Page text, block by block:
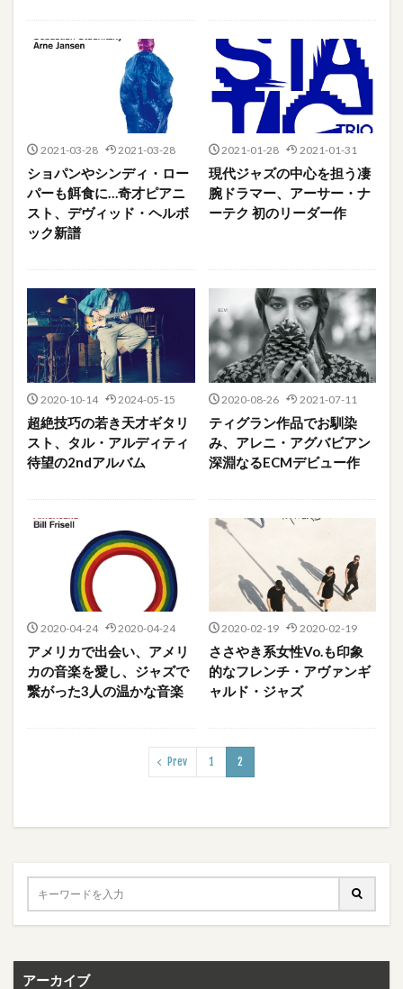
2021-03-28 2021-03-28
ショパンやシンディ・ロー
パーも餌食に…奇才ピアニ
スト、デヴィッド・ヘルボ
ック新譜
2021-01-28 2021-01-31
現代ジャズの中心を担う凄
腕ドラマー、アーサー・ナ
ーテク 初のリーダー作
2020-10-14 2024-05-15
超絶技巧の若き天才ギタリ
スト、タル・アルディティ
待望の2ndアルバム
2020-08-26 2021-07-11
ティグラン作品でお馴染
み、アレニ・アグバビアン
深淵なるECMデビュー作
2020-04-24 2020-04-24
アメリカで出会い、アメリ
カの音楽を愛し、ジャズで
繋がった3人の温かな音楽
2020-02-19 2020-02-19
ささやき系女性Vo.も印象
的なフレンチ・アヴァンギ
ャルド・ジャズ
Prev 1 2
アーカイブ